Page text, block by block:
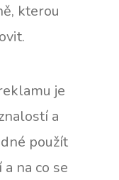
kterou
je
a
použít
na co se